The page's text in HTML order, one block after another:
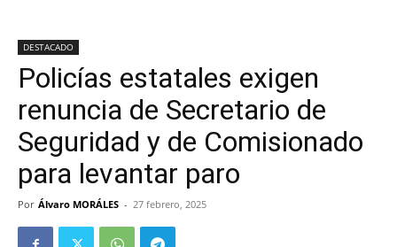
DESTACADO
Policías estatales exigen
renuncia de Secretario de
Seguridad y de Comisionado
para levantar paro
Por Álvaro MORÁLES - 27 febrero, 2025